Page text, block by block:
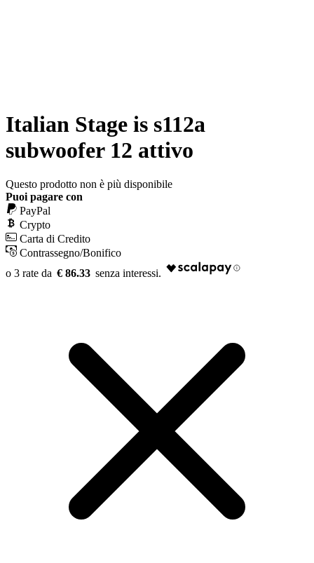
Italian Stage is s112a
subwoofer 12 attivo
Questo prodotto non è più disponibile
Puoi pagare con
PayPal
Crypto
Carta di Credito
Contrassegno/Bonifico
€ 86.33